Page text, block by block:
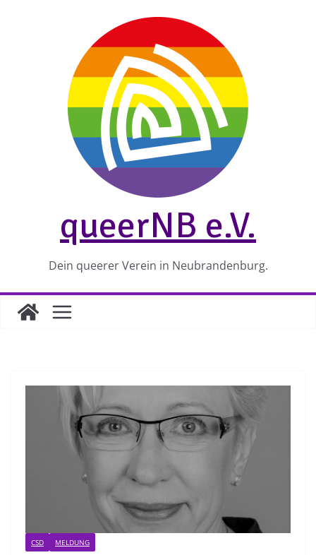
queerNB e.V.
Dein queerer Verein in Neubrandenburg.
CSD MELDUNG